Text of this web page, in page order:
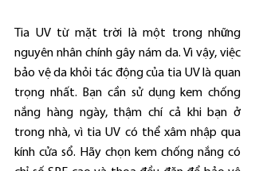
Tia UV từ mặt trời là một trong những
nguyên nhân chính gây nám da. Vì vậy, việc
bảo vệ da khỏi tác động của tia UV là quan
trọng nhất. Bạn cần sử dụng kem chống
nắng hàng ngày, thậm chí cả khi bạn ở
trong nhà, vì tia UV có thể xâm nhập qua
kính cửa sổ. Hãy chọn kem chống nắng có